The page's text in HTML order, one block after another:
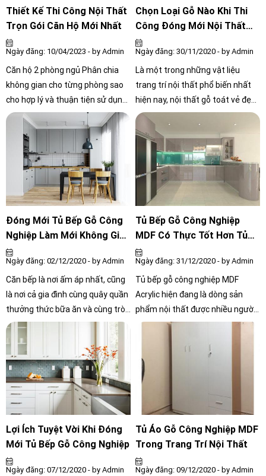
thi công có quá phức tạp hay
không? Chúng ta cùng tìm hiểu
qua bài viết dưới đây nhé!
gian cho bạn. Vậy còn chần chờ gì
nữa, hãy cùng theo dõi bài viết
dưới đây để nhanh chóng hoàn
thành mong muốn của bản thân
nhé!
Thiết Kế Thi Công Nội Thất
Trọn Gói Căn Hộ Mới Nhất
Ngày đăng: 10/04/2023 - by Admin
Căn hộ 2 phòng ngủ Phân chia
không gian cho từng phòng sao
cho hợp lý và thuận tiện sử dụng.
Lựa chọn đồ nội thất phù hợp với
không gian của từng phòng như
tủ quần áo, giường ngủ, bàn làm
việc, bàn trang điểm... Sử dụng
đồ nội thất đa năng để tiết kiệm
diện tích như bàn ăn kết hợp tủ
lạnh, giường ngủ có ngăn kéo để
chứa đồ,...
Chọn Loại Gỗ Nào Khi Thi
Công Đóng Mới Nội Thất
Cho Tổ Ấm Của Bạn
Ngày đăng: 30/11/2020 - by Admin
Là một trong những vật liệu
trang trí nội thất phổ biến nhất
hiện nay, nội thất gỗ toát vẻ đẹp
mộc mạc mà ấm áp cho cả gian
phòng. Với sự đa dạng về mẫu
mã cũng như chất lượng, câu hỏi
nên chọn loại gỗ nào có giá cả
phải chăng nhưng vẫn đảm bảo
chất lượng khiến không ít nhiều
gia đình lo lắng và băn khoăn
Đóng Mới Tủ Bếp Gỗ Công
Nghiệp Làm Mới Không Gian
Nhà Bếp
Ngày đăng: 02/12/2020 - by Admin
Căn bếp là nơi ấm áp nhất, cũng
là nơi cả gia đình cùng quây quần
thưởng thức bữa ăn và cùng trò
chuyện. Theo quan niệm dân
gian, bếp là nơi ở của ông bà Táo
- người mang tài lộc và vận may
đến cho gia chủ. Theo nghiên
cứu khoa học, bếp là nơi gia đình
cùng quây quần bên nhau và chia
sẻ mọi thứ, bữa ăn có vui vẻ ấm
áp thì gia đình mới hạnh phúc,
mọi việc mới thuận lợi.
Tủ Bếp Gỗ Công Nghiệp
MDF Có Thực Tốt Hơn Tủ
Bếp Gỗ Tự Nhiên
Ngày đăng: 31/12/2020 - by Admin
Tủ bếp gỗ công nghiệp MDF
Acrylic hiện đang là dòng sản
phẩm nội thất được nhiều người
yêu thích ưa dùng. Dòng sản
tính thẩm mỹ cao, độ bền theo
thời gian và mang phong cách
hiện đại. Vậy nó có gì tốt hơn so
với tủ bếp gỗ tự nhiên? Hãy cùng
tìm câu trả lời ngay dưới bài viết
này nhé.
Lợi Ích Tuyệt Vời Khi Đóng
Mới Tủ Bếp Gỗ Công Nghiệp
Ngày đăng: 07/12/2020 - by Admin
Tủ Áo Gỗ Công Nghiệp MDF
Trong Trang Trí Nội Thất
Ngày đăng: 09/12/2020 - by Admin